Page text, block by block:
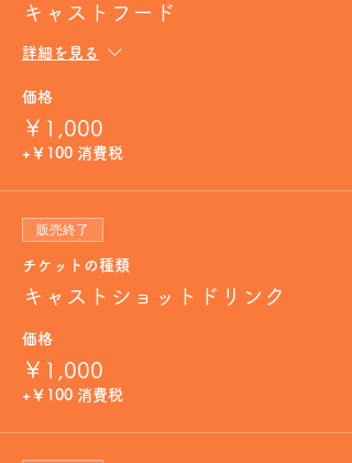
キャストフード
詳細を見る
価格
￥1,000
+￥100 消費税
販売終了
チケットの種類
キャストショットドリンク
価格
￥1,000
+￥100 消費税